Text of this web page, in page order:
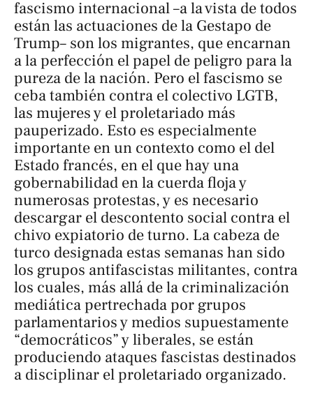
fascismo internacional –a la vista de todos
están las actuaciones de la Gestapo de
Trump– son los migrantes, que encarnan
a la perfección el papel de peligro para la
pureza de la nación. Pero el fascismo se
ceba también contra el colectivo LGTB,
las mujeres y el proletariado más
pauperizado. Esto es especialmente
importante en un contexto como el del
Estado francés, en el que hay una
gobernabilidad en la cuerda floja y
numerosas protestas, y es necesario
descargar el descontento social contra el
chivo expiatorio de turno. La cabeza de
turco designada estas semanas han sido
los grupos antifascistas militantes, contra
los cuales, más allá de la criminalización
mediática pertrechada por grupos
parlamentarios y medios supuestamente
“democráticos” y liberales, se están
produciendo ataques fascistas destinados
a disciplinar el proletariado organizado.